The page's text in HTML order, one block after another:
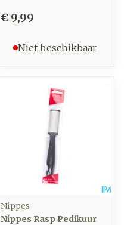
€ 9,99
Niet beschikbaar
Nippes
Nippes Rasp Pedikuur